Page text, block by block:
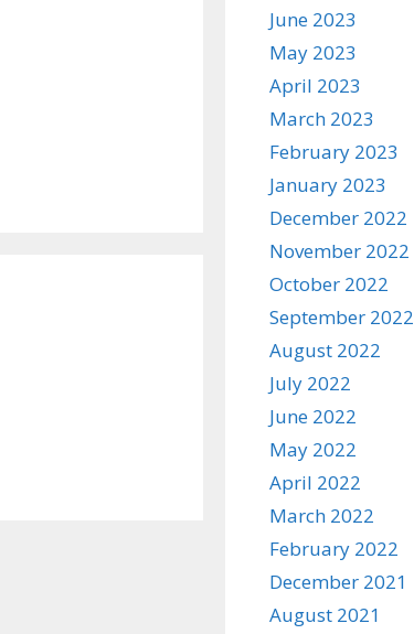
June 2023
May 2023
April 2023
March 2023
February 2023
January 2023
December 2022
November 2022
October 2022
September 2022
August 2022
July 2022
June 2022
May 2022
April 2022
March 2022
February 2022
December 2021
August 2021